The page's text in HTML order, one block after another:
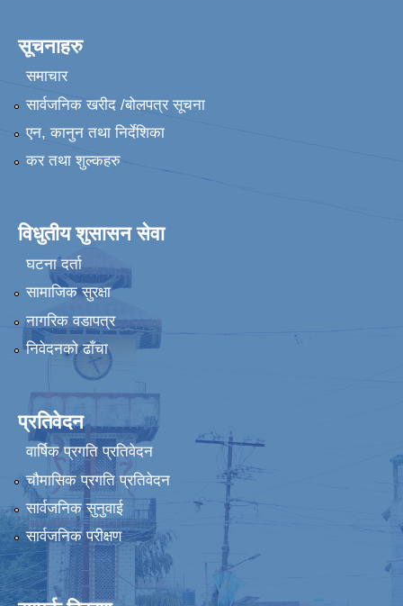
सूचनाहरु
समाचार
सार्वजनिक खरीद /बोलपत्र सूचना
एन, कानुन तथा निर्देशिका
कर तथा शुल्कहरु
विधुतीय शुसासन सेवा
घटना दर्ता
सामाजिक सुरक्षा
नागरिक वडापत्र
निवेदनको ढाँचा
प्रतिवेदन
वार्षिक प्रगति प्रतिवेदन
चौमासिक प्रगति प्रतिवेदन
सार्वजनिक सुनुवाई
सार्वजनिक परीक्षण